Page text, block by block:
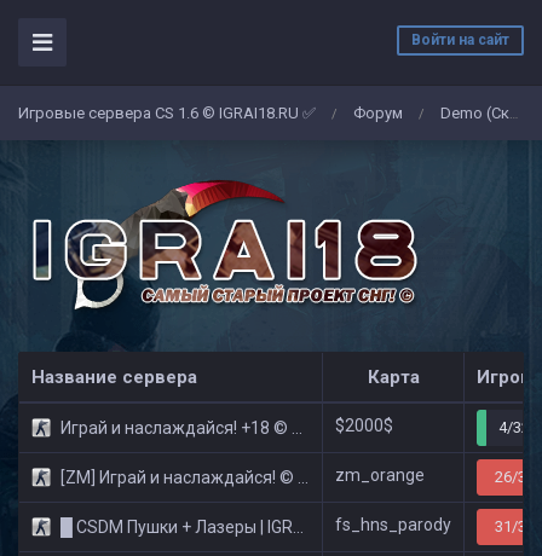
Войти на сайт
Игровые сервера CS 1.6 © IGRAI18.RU ✅ / Форум / Demo (Скриншоты)
Название сервера Карта
Играй и наслаждайся! +18 © Public $2000$ 4/32
[ZM] Играй и наслаждайся! © Zombie Show zm_orange 26/32
█ CSDM Пушки + Лазеры | IGRAI18.RU ツ █ fs_hns_parody 31/32